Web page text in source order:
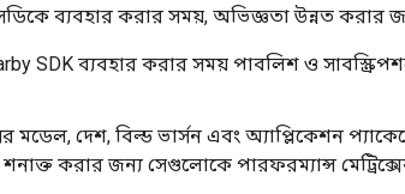
ব্যবহার করার সময়, অভিজ্ঞতা উন্নত করার
SDK ব্যবহার করার সময় পাবলিশ ও
মডেল, দেশ, বিল্ড ভার্সন এবং অ্যাপ্লিকেশন
করার জন্য সেগুলোকে পারফরম্যান্স